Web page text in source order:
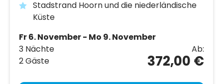
Stadstrand Hoorn und die niederländische
Küste
Fr 6. November - Mo 9. November
3 Nächte
2 Gäste
Ab:
372,00 €